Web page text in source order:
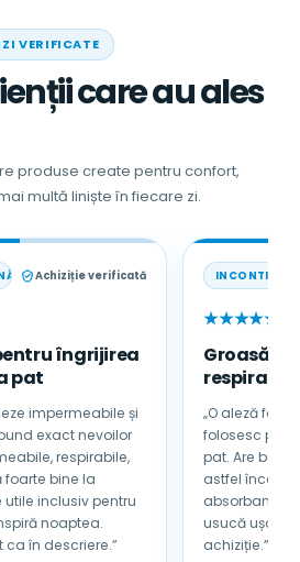
VERIFICATE
care au ales
produse create pentru confort,
multă liniște în fiecare zi.
Achiziție verificată
îngrijirea
pat
impermeabile și
respirabile,
inclusiv pentru
noaptea.
ca în descriere.”
★★★★★
Groasă,
„O aleză
folosesc pentru
pat. Are
astfel încât nu se încinge
absorbantă și
usucă ușor. Sunt foarte mulțumită de
achiziție.”